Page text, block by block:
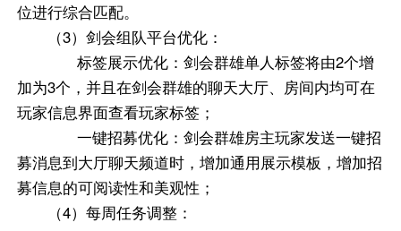
位进行综合匹配。
（3）剑会组队平台优化：
标签展示优化：剑会群雄单人标签将由2个增
加为3个，并且在剑会群雄的聊天大厅、房间内均可在
玩家信息界面查看玩家标签；
一键招募优化：剑会群雄房主玩家发送一键招
募消息到大厅聊天频道时，增加通用展示模板，增加招
募信息的可阅读性和美观性；
（4）每周任务调整：